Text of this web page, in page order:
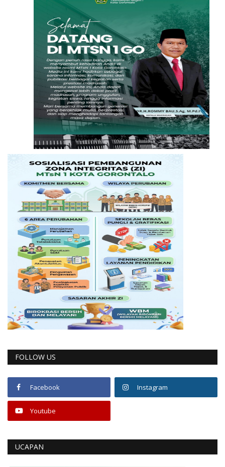
FOLLOW US
Facebook Instagram
Youtube
UCAPAN